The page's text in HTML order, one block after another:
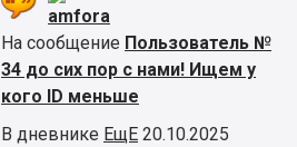
amfora
На сообщение Пользователь №
34 до сих пор с нами! Ищем у
кого ID меньше
В дневнике ЕщЕ 20.10.2025